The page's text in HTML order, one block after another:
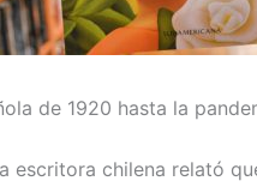
de 1920 hasta la
escritora chilena relató